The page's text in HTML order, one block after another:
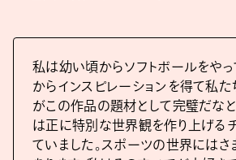
私は幼い頃からソフトボールをやっ
からインスピレーションを得て私た
がこの作品の題材として完璧だなと
は正に特別な世界観を作り上げる
ていました。スポーツの世界にはさ